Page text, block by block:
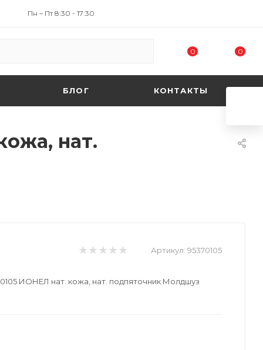
Пн – Пт 8:30 - 17:30
0 0
БЛОГ КОНТАКТЫ
нат.
Артикул: 95370105
ИОНЕЛ нат. кожа, нат. подпяточник Молдшуз